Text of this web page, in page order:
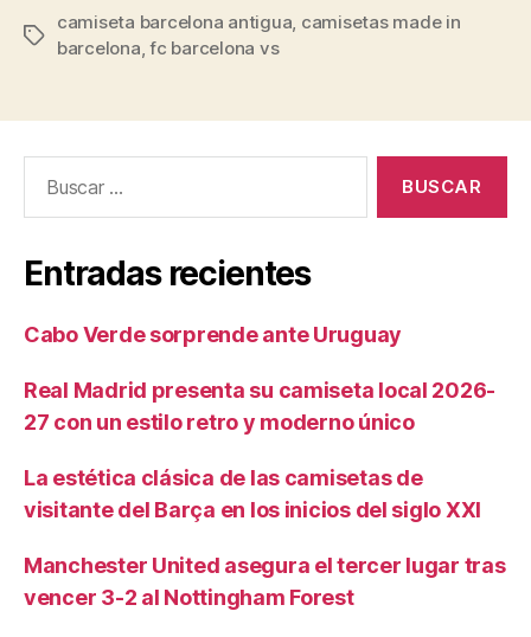
Etiquetas
camiseta barcelona antigua, camisetas made in
barcelona,fc barcelona vs
Entradas recientes
Cabo Verde sorprende ante Uruguay
Real Madrid presenta su camiseta local 2026-
27 con un estilo retro y moderno único
La estética clásica de las camisetas de
visitante del Barça en los inicios del siglo XXI
Manchester United asegura el tercer lugar tras
vencer 3-2 al Nottingham Forest